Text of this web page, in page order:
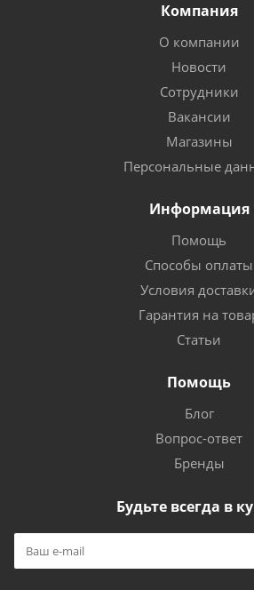
Компания
О компании
Новости
Сотрудники
Вакансии
Магазины
Персональные
Информация
Помощь
Способы оплаты
Условия
Гарантия на
Статьи
Помощь
Блог
Вопрос-ответ
Бренды
Будьте всегда в